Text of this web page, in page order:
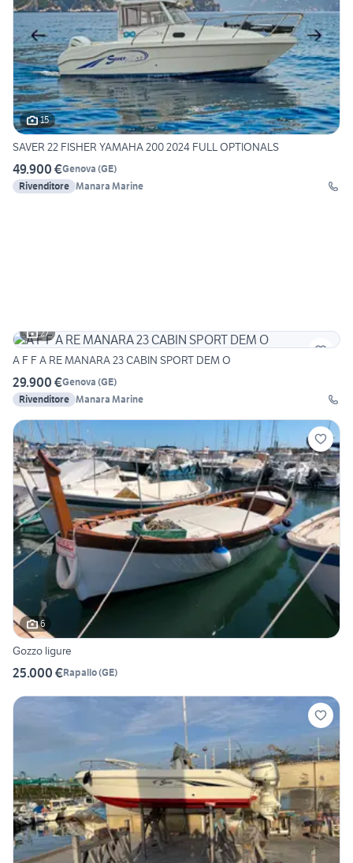
15
SAVER 22 FISHER YAMAHA 200 2024 FULL OPTIONALS
49.900 €Genova (GE)
Rivenditore Manara Marine
27
A F F A RE MANARA 23 CABIN SPORT DEM O
29.900 €Genova (GE)
Rivenditore Manara Marine
6
Gozzo ligure
25.000 €Rapallo(GE)